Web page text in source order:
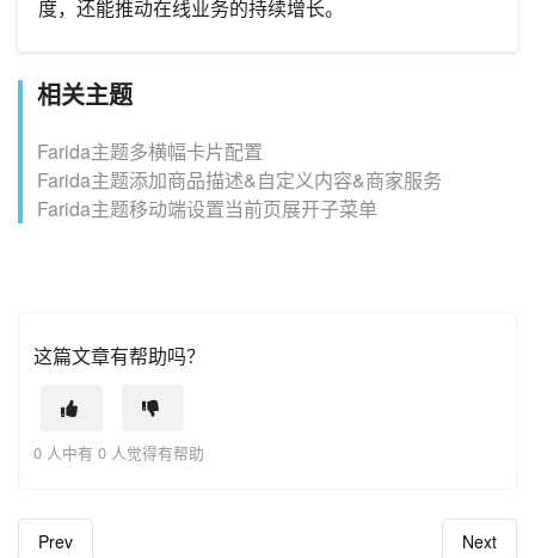
度，还能推动在线业务的持续增长。
相关主题
Farida主题多横幅卡片配置
Farida主题添加商品描述&自定义内容&商家服务
Farida主题移动端设置当前页展开子菜单
这篇文章有帮助吗？
0 人中有 0 人觉得有帮助
Prev Next